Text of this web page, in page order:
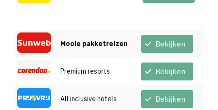
Mooie pakketreizen Bekijken
Premium resorts Bekijken
All inclusive hotels Bekijken